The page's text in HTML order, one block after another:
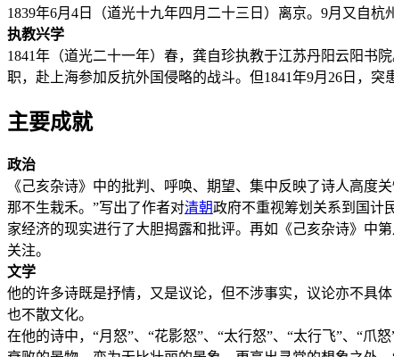
1839年6月4日（道光十九年四月二十三日）离京。9月又自
执教兴学
1841年（道光二十一年）春，龚自珍执教于江苏丹阳云阳书
职，赴上海参加反抗外国侵略的战斗。但1841年9月26日，突
主要成就
政治
《己亥杂诗》中的批判、呼唤、期望、集中反映了诗人高度
那不生栽禾。”写出了作者对清朝政府不重视筹划关系到国计
家经济的现实进行了大胆揭露和批评。再如《己亥杂诗》中
关注。
文学
他的许多诗既是抒情，又是议论，但不涉事实，议论亦不具
也不散文化。
在他的诗中，“月怒”、“花影怒”、“太行怒”、“太行飞”、“